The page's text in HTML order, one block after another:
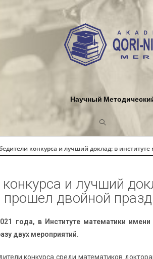
Научный
конкурса и лучший доклад: в
и лучший
двойной
года, в Институте математики
двух мероприятий.
конкурса среди математиков